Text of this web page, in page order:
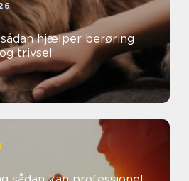
sådan hjælper berøring
trivsel